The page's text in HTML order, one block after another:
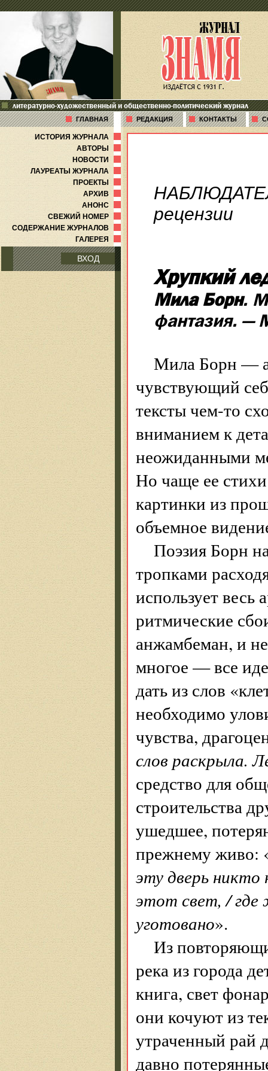
литературно-художественный и общественно-политический журнал
ГЛАВНАЯ РЕДАКЦИЯ КОНТАКТЫ
ИСТОРИЯ ЖУРНАЛА
АВТОРЫ
НОВОСТИ
ЛАУРЕАТЫ ЖУРНАЛА
ПРОЕКТЫ
АРХИВ
АНОНС
СВЕЖИЙ НОМЕР
СОДЕРЖАНИЕ ЖУРНАЛОВ
ГАЛЕРЕЯ
ВХОД
рецензии
Хрупкий
Мила Борн.
фантазия. —
Мила Борн —
чувствующий
тексты чем-то
вниманием к
неожиданными
Но чаще ее
картинки из
объемное
Поэзия Борн
тропками
использует
ритмические
анжамбеман, и
многое — все
дать из слов
необходимо
чувства,
слов раскрыла.
средство для
строительства
ушедшее,
прежнему живо:
эту дверь
этот свет, / где
уготовано».
Из
река из города
книга, свет
они кочуют из
утраченный рай
давно